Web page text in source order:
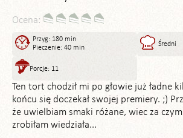
Ocena:
Przyg: 180 min
Pieczenie: 40 min
Średni
Porcje: 11
Ten tort chodził mi po głowie już ładne
końcu się doczekał swojej premiery. ;)
że uwielbiam smaki różane, wiec za czym
zrobiłam wiedziała...